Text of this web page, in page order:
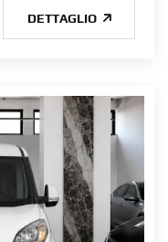
DETTAGLIO